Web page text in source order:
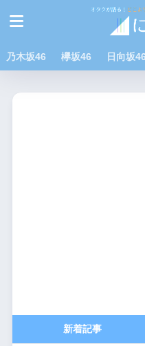
乃木坂46 欅坂46 日向坂46
新着記事